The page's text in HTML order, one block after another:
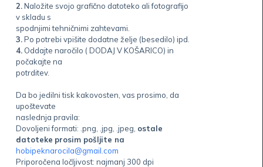
2.Naložite svojo grafično datoteko ali fotografijo
v skladu s
spodnjimi tehničnimi zahtevami.
3.Po potrebi vpišite dodatne želje (besedilo) ipd.
4.Oddajte naročilo ( DODAJ V KOŠARICO) in
počakajte na
potrditev.
Da bo jedilni tisk kakovosten, vas prosimo, da
upoštevate
naslednja pravila:
Dovoljeni formati: .png, .jpg, .jpeg, ostale
datoteke prosim pošljite na
hobipeknarocila@gmail.com
Priporočena ločljivost: najmanj 300 dpi